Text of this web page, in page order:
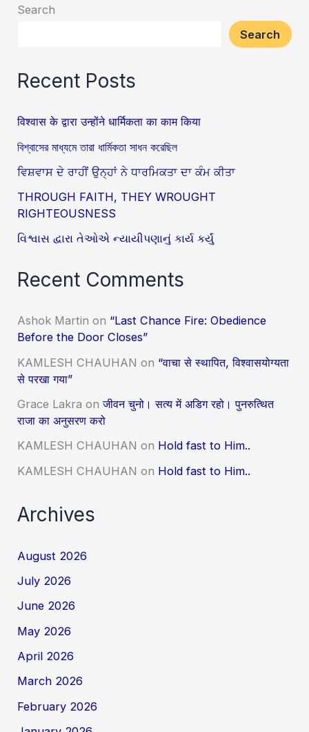
Search
Search
Recent Posts
विश्वास के द्वारा उन्होंने धार्मिकता का काम किया
বিশ্বাসের মাধ্যমে তারা ধার্মিকতা সাধন করেছিল
ਵਿਸ਼ਵਾਸ ਦੇ ਰਾਹੀਂ ਉਨ੍ਹਾਂ ਨੇ ਧਾਰਮਿਕਤਾ ਦਾ ਕੰਮ ਕੀਤਾ
THROUGH FAITH, THEY WROUGHT
RIGHTEOUSNESS
વિશ્વાસ દ્વારા તેઓએ ન્યાયીપણાનું કાર્ય કર્યું
Recent Comments
Ashok Martin on “Last Chance Fire: Obedience
Before the Door Closes”
KAMLESH CHAUHAN on “वाचा से स्थापित, विश्वासयोग्यता
से परखा गया”
Grace Lakra onजीवन चुनो। सत्य में अडिग रहो। पुनरुत्थित
राजा का अनुसरण करो
KAMLESH CHAUHAN on Hold fast to Him..
KAMLESH CHAUHAN on Hold fast to Him..
Archives
August 2026
July 2026
June 2026
May 2026
April 2026
March 2026
February 2026